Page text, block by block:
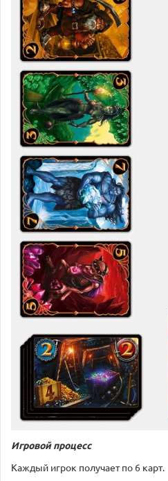
Игровой процесс
Каждый игрок получает по 6 карт.